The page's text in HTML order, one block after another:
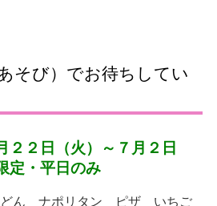
そび）でお待ちしてい
２日（火）～７月２日
定・ 平日のみ
ん ナポリタン ピザ いちご